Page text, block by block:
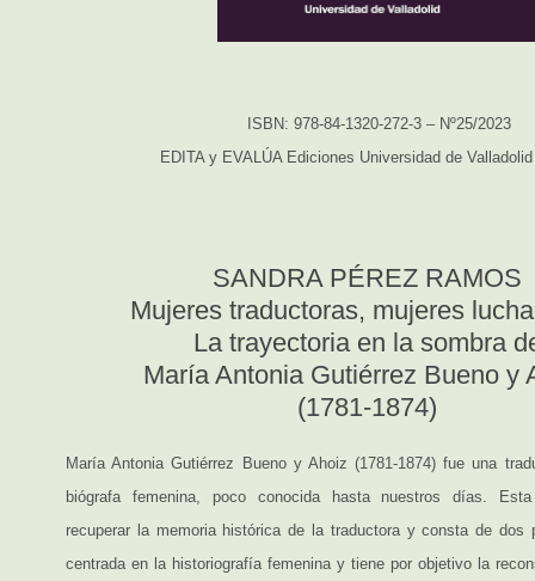
ISBN: 978-84-1320-272-3 – Nº25/2023
EDITA y EVALÚA Ediciones Universidad de
SANDRA PÉREZ RAMOS
Mujeres traductoras, mujeres
La trayectoria en la sombra
María Antonia Gutiérrez Bueno y
(1781-1874)
María Antonia Gutiérrez Bueno y Ahoiz (1781-1874) fue una
biógrafa femenina, poco conocida hasta nuestros días. Esta
recuperar la memoria histórica de la traductora y consta de dos
centrada en la historiografía femenina y tiene por objetivo la